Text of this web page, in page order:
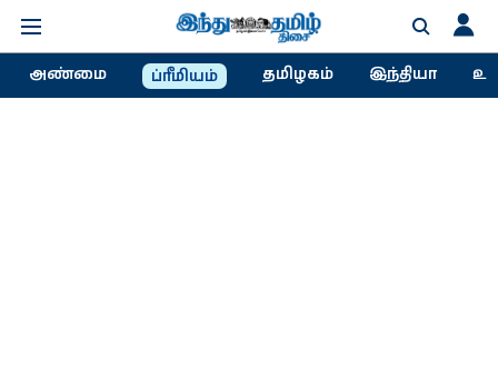
அண்மை ப்ரீமியம் தமிழகம் இந்தியா